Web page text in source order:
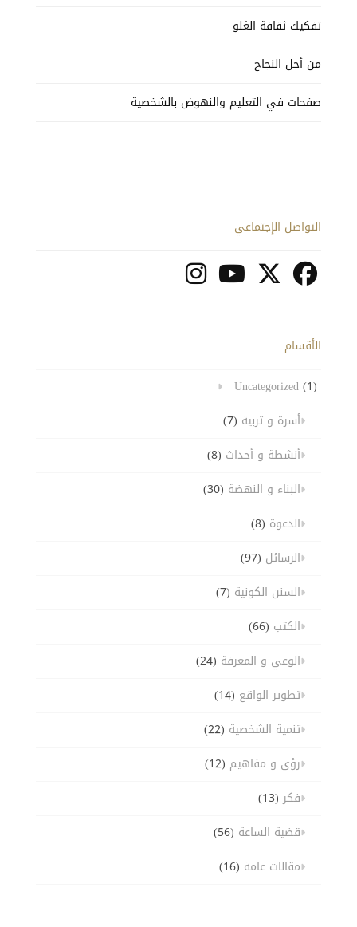
تفكيك ثقافة الغلو
من أجل النجاح
صفحات في التعليم والنهوض بالشخصية
التواصل الإجتماعي
الأقسام
Uncategorized(1)
أسرة و تربية (7)
أنشطة و أحداث (8)
البناء و النهضة (30)
الدعوة (8)
الرسائل (97)
السنن الكونية (7)
الكتب (66)
الوعي و المعرفة (24)
تطوير الواقع (14)
تنمية الشخصية (22)
رؤى و مفاهيم (12)
فكر(13)
قضية الساعة (56)
مقالات عامة (16)